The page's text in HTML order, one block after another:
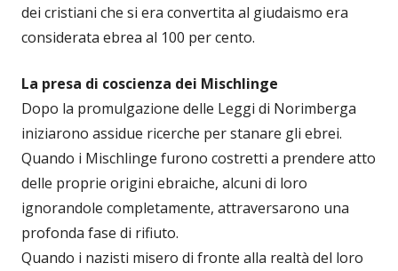
dei cristiani che si era convertita al giudaismo era
considerata ebrea al 100 per cento.
La presa di coscienza dei Mischlinge
Dopo la promulgazione delle Leggi di Norimberga
iniziarono assidue ricerche per stanare gli ebrei.
Quando i Mischlinge furono costretti a prendere atto
delle proprie origini ebraiche, alcuni di loro
ignorandole completamente, attraversarono una
profonda fase di rifiuto.
Quando i nazisti misero di fronte alla realtà del loro